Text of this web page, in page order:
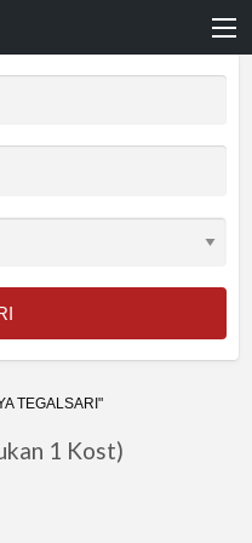
TEGALSARI"
1 Kost)